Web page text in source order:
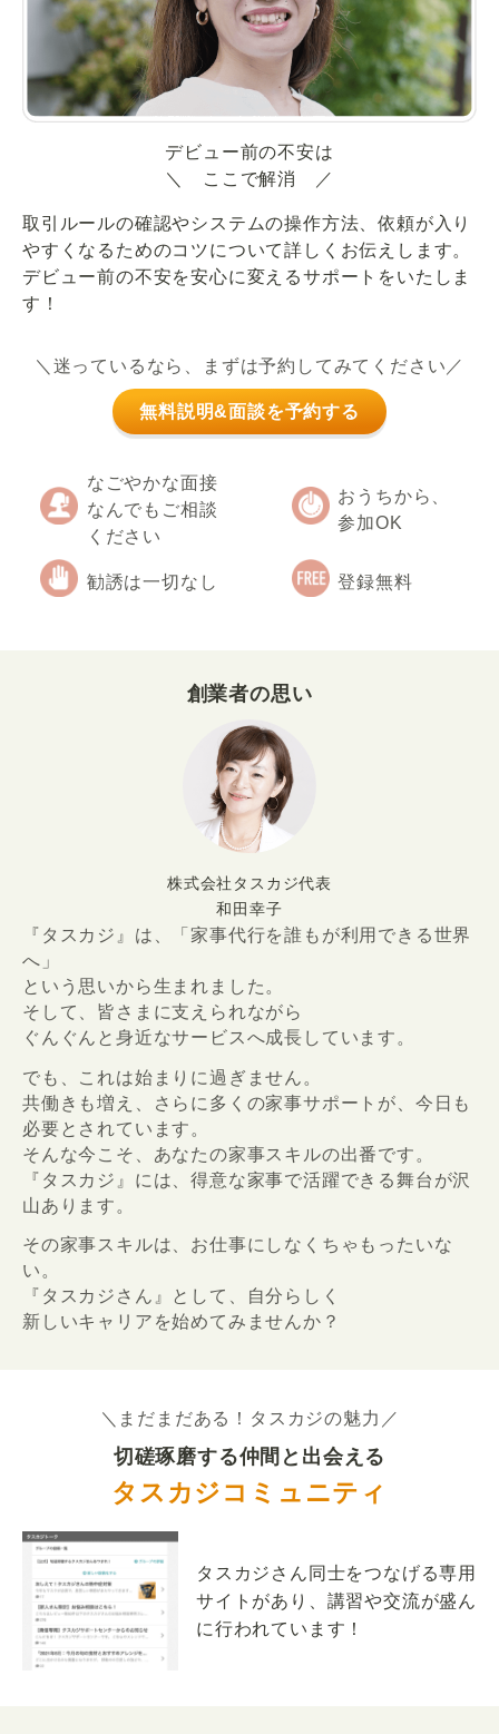
デビュー前の不安は
＼ ここで解消 ／
取引ルールの確認やシステムの操作方法、依頼が入り
やすくなるためのコツについて詳しくお伝えします。
デビュー前の不安を安心に変えるサポートをいたしま
す！
＼迷っているなら、まずは予約してみてください／
無料説明&面談を予約する
なごやかな面接
なんでもご相談
ください
おうちから、
参加OK
勧誘は一切なし 登録無料
創業者の思い
株式会社タスカジ代表
和田幸子
『タスカジ』は、「家事代行を誰もが利用できる世界
へ」
という思いから生まれました。
そして、皆さまに支えられながら
ぐんぐんと身近なサービスへ成長しています。
でも、これは始まりに過ぎません。
共働きも増え、さらに多くの家事サポートが、今日も
必要とされています。
そんな今こそ、あなたの家事スキルの出番です。
『タスカジ』には、得意な家事で活躍できる舞台が沢
山あります。
その家事スキルは、お仕事にしなくちゃもったいな
い。
『タスカジさん』として、自分らしく
新しいキャリアを始めてみませんか？
＼まだまだある！タスカジの魅力／
切磋琢磨する仲間と出会える
タスカジコミュニティ
タスカジさん同士をつなげる専用
サイトがあり、講習や交流が盛ん
に行われています！